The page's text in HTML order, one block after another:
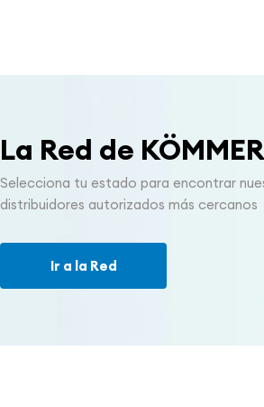
La Red de
Selecciona tu estado para encontrar
distribuidores autorizados más cercanos
Ir a la Red